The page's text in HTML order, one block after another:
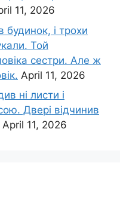
11, 2026
будинок, і трохи
Той
сестри. Але ж
April 11, 2026
ні листи і
Двері відчинив
April 11, 2026